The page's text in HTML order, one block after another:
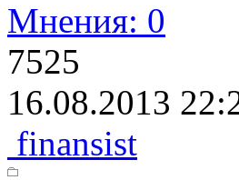
Мнения: 0
7525
16.08.2013
finansist